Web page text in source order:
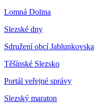
Lomná Dolina
Slezské dny
Sdružení obcí Jablunkovska
Těšínské Slezsko
Portál veřejné správy
Slezský maraton